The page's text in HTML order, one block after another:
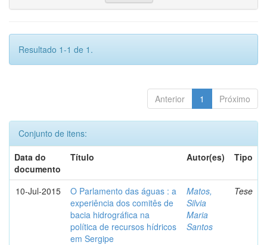
Resultado 1-1 de 1.
Anterior 1 Próximo
Conjunto de itens:
Data do
documento
Título Autor(es) Tipo
10-Jul-2015
O Parlamento das águas : a
experiência dos comitês de
bacia hidrográfica na
política de recursos hídricos
em Sergipe
Matos,
Silvia
Maria
Santos
Tese